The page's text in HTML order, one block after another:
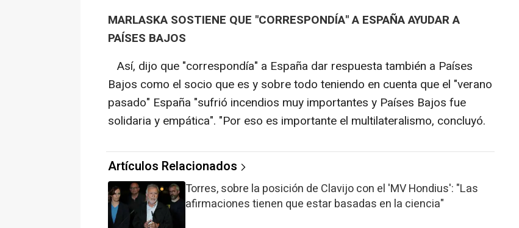
MARLASKA SOSTIENE QUE "CORRESPONDÍA" A ESPAÑA AYUDAR A
PAÍSES BAJOS
Así, dijo que "correspondía" a España dar respuesta también a Países
Bajos como el socio que es y sobre todo teniendo en cuenta que el "verano
pasado" España "sufrió incendios muy importantes y Países Bajos fue
solidaria y empática". "Por eso es importante el multilateralismo, concluyó.
Artículos Relacionados
Torres, sobre la posición de Clavijo con el 'MV Hondius': "Las
afirmaciones tienen que estar basadas en la ciencia"